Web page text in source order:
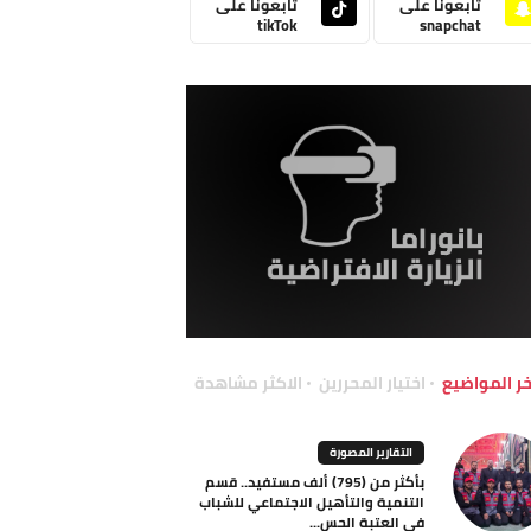
snapchat
tikTok
المواضيع اختيار المحررين الاكثر مشاهدة
التقارير المصورة
بأكثر من (795) ألف مستفيد.. قسم
التنمية والتأهيل الاجتماعي للشباب
في العتبة الحس...